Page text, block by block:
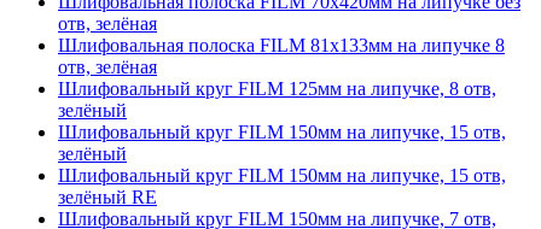
отв, зелёная
Шлифовальная полоска FILM 81х133мм на липучке 8
отв, зелёная
Шлифовальный круг FILM 125мм на липучке, 8 отв,
зелёный
Шлифовальный круг FILM 150мм на липучке, 15 отв,
зелёный
Шлифовальный круг FILM 150мм на липучке, 15 отв,
зелёный RE
Шлифовальный круг FILM 150мм на липучке, 7 отв,